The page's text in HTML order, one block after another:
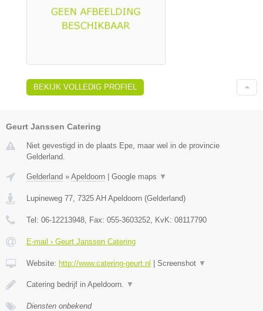
BEKIJK VOLLEDIG PROFIEL
Geurt Janssen Catering
Niet gevestigd in de plaats Epe, maar wel in de provincie
Gelderland.
Gelderland » Apeldoorn | Google maps ▼
Lupineweg 77 7325 AH Apeldoorn (Gelderland)
Tel: 06-12213948 , Fax: 055-3603252 , KvK: 08117790
E-mail › Geurt Janssen Catering
Website: http://www.catering-geurt.nl | Screenshot ▼
Catering bedrijf in Apeldoorn. ▼
Diensten onbekend